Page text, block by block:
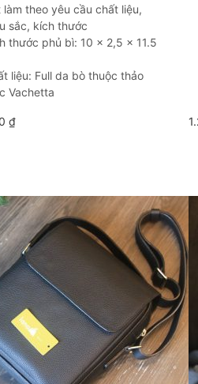
làm theo yêu cầu chất liệu,
sắc, kích thước
thước phủ bì: 10 x 2,5 x 11.5
liệu: Full da bò thuộc thảo
Vachetta
₫